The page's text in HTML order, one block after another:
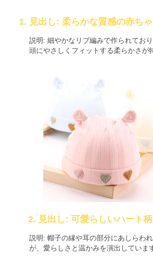
1. 見出し: 柔らかな質感の赤ち
説明: 細やかなリブ編みで作られてお
頭にやさしくフィットする柔らかさが
2. 見出し: 可愛らしいハート
説明: 帽子の縁や耳の部分にあしらわ
が、愛らしさと温かみを演出していま